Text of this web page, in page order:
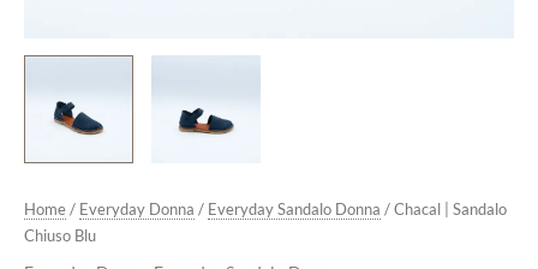
Home / Everyday Donna / Everyday Sandalo Donna / Chacal | Sandalo
Chiuso Blu